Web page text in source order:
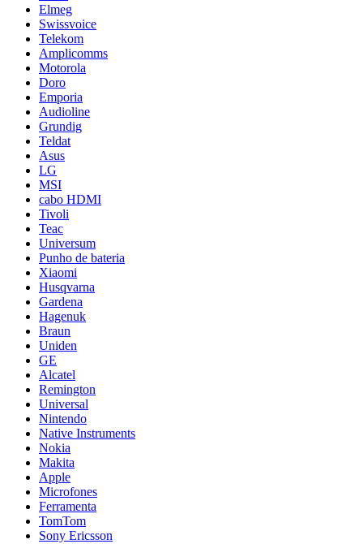
Elmeg
Swissvoice
Telekom
Amplicomms
Motorola
Doro
Emporia
Audioline
Grundig
Teldat
Asus
LG
MSI
cabo HDMI
Tivoli
Teac
Universum
Punho de bateria
Xiaomi
Husqvarna
Gardena
Hagenuk
Braun
Uniden
GE
Alcatel
Remington
Universal
Nintendo
Native Instruments
Nokia
Makita
Apple
Microfones
Ferramenta
TomTom
Sony Ericsson